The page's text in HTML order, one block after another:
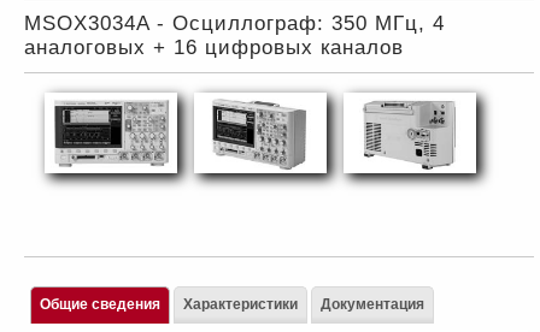
MSOX3034A - Осциллограф: 350 МГц, 4
аналоговых + 16 цифровых каналов
Общие сведения Характеристики Документация